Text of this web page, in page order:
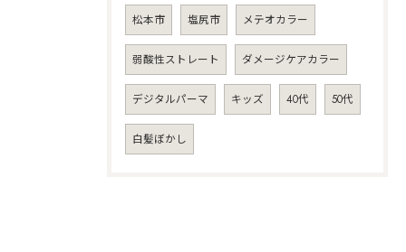
松本市 塩尻市 メテオカラー
弱酸性ストレート ダメージケアカラー
デジタルパーマ キッズ 40代 50代
白髪ぼかし